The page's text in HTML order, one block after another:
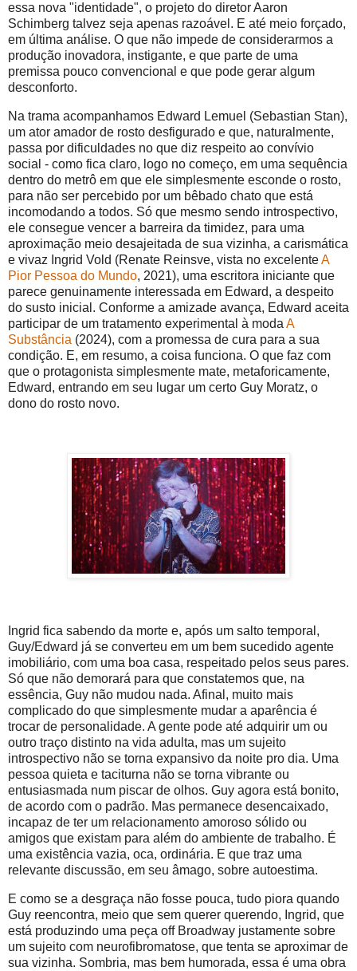
essa nova "identidade", o projeto do diretor Aaron
Schimberg talvez seja apenas razoável. E até meio forçado,
em última análise. O que não impede de considerarmos a
produção inovadora, instigante, e que parte de uma
premissa pouco convencional e que pode gerar algum
desconforto.
Na trama acompanhamos Edward Lemuel (Sebastian Stan),
um ator amador de rosto desfigurado e que, naturalmente,
passa por dificuldades no que diz respeito ao convívio
social - como fica claro, logo no começo, em uma sequência
dentro do metrô em que ele simplesmente esconde o rosto,
para não ser percebido por um bêbado chato que está
incomodando a todos. Só que mesmo sendo introspectivo,
ele consegue vencer a barreira da timidez, para uma
aproximação meio desajeitada de sua vizinha, a carismática
e vivaz Ingrid Vold (Renate Reinsve, vista no excelenteA
Pior Pessoa do Mundo, 2021), uma escritora iniciante que
parece genuinamente interessada em Edward, a despeito
do susto inicial. Conforme a amizade avança, Edward aceita
participar de um tratamento experimental à moda A
Substância (2024), com a promessa de cura para a sua
condição. E, em resumo, a coisa funciona. O que faz com
que o protagonista simplesmente mate, metaforicamente,
Edward, entrando em seu lugar um certo Guy Moratz, o
dono do rosto novo.
Ingrid fica sabendo da morte e, após um salto temporal,
Guy/Edward já se converteu em um bem sucedido agente
imobiliário, com uma boa casa, respeitado pelos seus pares.
Só que não demorará para que constatemos que, na
essência, Guy não mudou nada. Afinal, muito mais
complicado do que simplesmente mudar a aparência é
trocar de personalidade. A gente pode até adquirir um ou
outro traço distinto na vida adulta, mas um sujeito
introspectivo não se torna expansivo da noite pro dia. Uma
pessoa quieta e taciturna não se torna vibrante ou
entusiasmada num piscar de olhos. Guy agora está bonito,
de acordo com o padrão. Mas permanece desencaixado,
incapaz de ter um relacionamento amoroso sólido ou
amigos que existam para além do ambiente de trabalho. É
uma existência vazia, oca, ordinária. E que traz uma
relevante discussão, em seu âmago, sobre autoestima.
E como se a desgraça não fosse pouca, tudo piora quando
Guy reencontra, meio que sem querer querendo, Ingrid, que
está produzindo uma peça off Broadway justamente sobre
um sujeito com neurofibromatose, que tenta se aproximar de
sua vizinha. Sombria, mas bem humorada, essa é uma obra